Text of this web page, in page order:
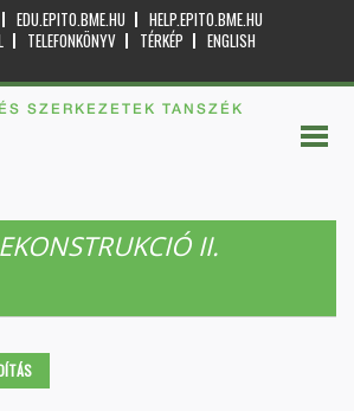
EDU.EPITO.BME.HU
HELP.EPITO.BME.HU
TELEFONKÖNYV TÉRKÉP
ENGLISH
SZERKEZETEK TANSZÉK
II.